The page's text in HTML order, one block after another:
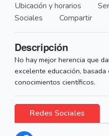
Ubicación y horarios
Sociales
Compartir
Descripción
No hay mejor herencia que
excelente educación,
conocimientos científicos.
Redes Sociales